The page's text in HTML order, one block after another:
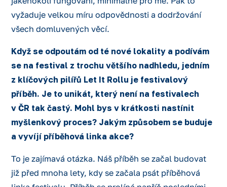
vyžaduje velkou míru odpovědnosti a dodržování
všech domluvených věcí.
Když se odpoutám od té nové lokality a podívám
se na festival z trochu většího nadhledu, jedním
z klíčových pilířů Let It Rollu je festivalový
příběh. Je to unikát, který není na festivalech
v ČR tak častý. Mohl bys v krátkosti nastínit
myšlenkový proces? Jakým způsobem se buduje
a vyvíjí příběhová linka akce?
To je zajímavá otázka. Náš příběh se začal budovat
již před mnoha lety, kdy se začala psát příběhová